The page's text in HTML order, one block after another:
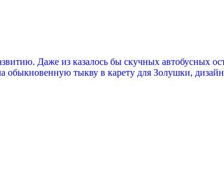
Даже из казалось бы скучных автобусных
тыкву в карету для Золушки,